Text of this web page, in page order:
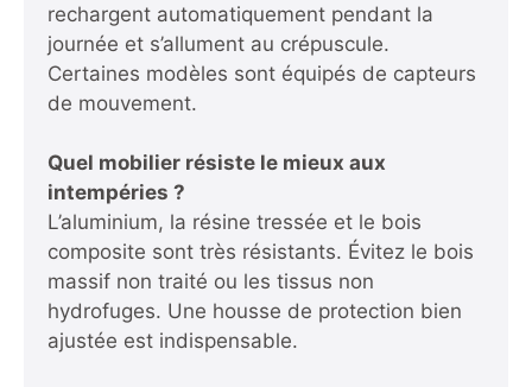
rechargent automatiquement pendant la
journée et s’allument au crépuscule.
Certaines modèles sont équipés de capteurs
de mouvement.
Quel mobilier résiste le mieux aux
intempéries ?
L’aluminium, la résine tressée et le bois
composite sont très résistants. Évitez le bois
massif non traité ou les tissus non
hydrofuges. Une housse de protection bien
ajustée est indispensable.